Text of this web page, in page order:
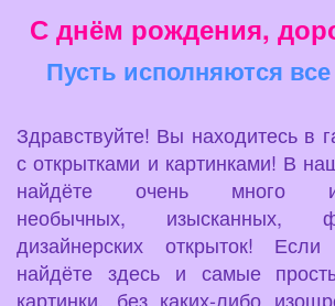
С днём рождения,
Пусть исполняются
Здравствуйте! Вы находитесь в
с открытками и картинками! В
найдёте очень много
необычных, изысканных,
дизайнерских открыток!
найдёте здесь и самые
картинки, без каких-либо